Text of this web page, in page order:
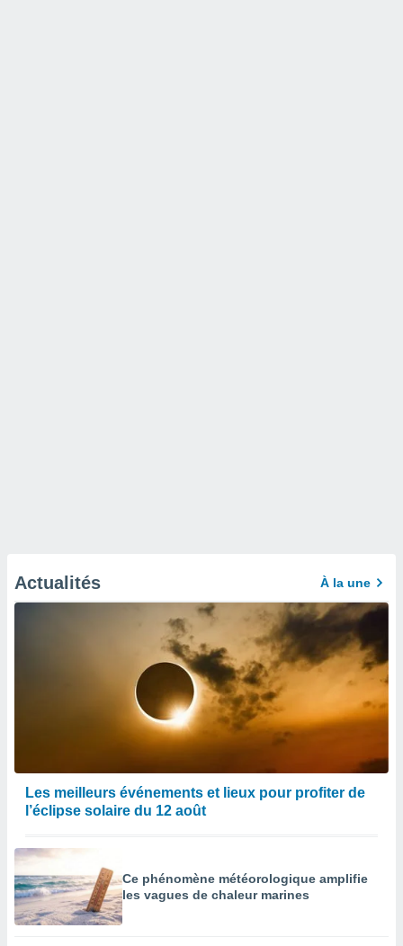
Actualités À la une
Les meilleurs événements et lieux pour profiter de
l’éclipse solaire du 12 août
Ce phénomène météorologique amplifie
les vagues de chaleur marines